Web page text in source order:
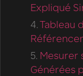
Expliqué
Tableau
Mesurer
Générées